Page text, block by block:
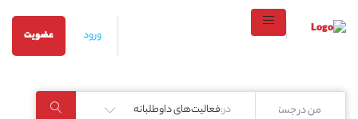
ورود عضویت
در:فعالیت‌های داوطلبانه